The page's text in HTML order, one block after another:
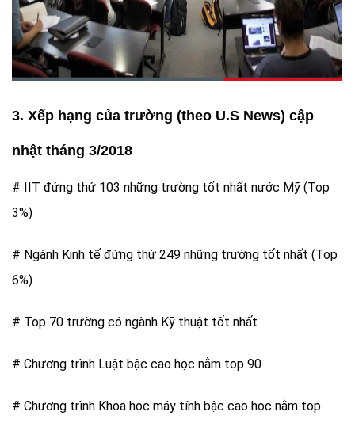
3. Xếp hạng của trường (theo U.S News) cập
nhật tháng 3/2018
# IIT đứng thứ 103 những trường tốt nhất nước Mỹ (Top
3%)
# Ngành Kinh tế đứng thứ 249 những trường tốt nhất (Top
6%)
# Top 70 trường có ngành Kỹ thuật tốt nhất
# Chương trình Luật bậc cao học nằm top 90
# Chương trình Khoa học máy tính bậc cao học nằm top